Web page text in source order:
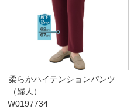
柔らかハイテンションパンツ
（婦人）
W0197734